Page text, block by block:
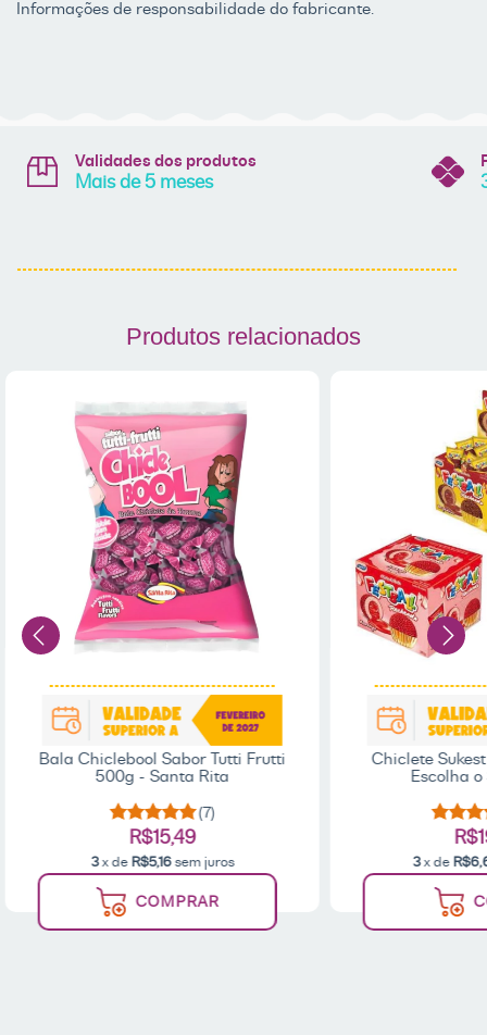
Informações de responsabilidade do fabricante.
Validades dos produtos
Mais de 5 meses
Produtos relacionados
Bala Chiclebool Sabor Tutti Frutti
500g - Santa Rita
(7)
R$15,49
3 x deR$5,16sem juros
COMPRAR
Chiclete
Escolha o
3 x de